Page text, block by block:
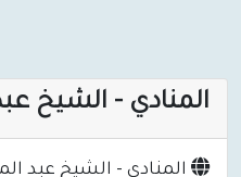
المنادي - الشيخ
المنادي - الشيخ عبد